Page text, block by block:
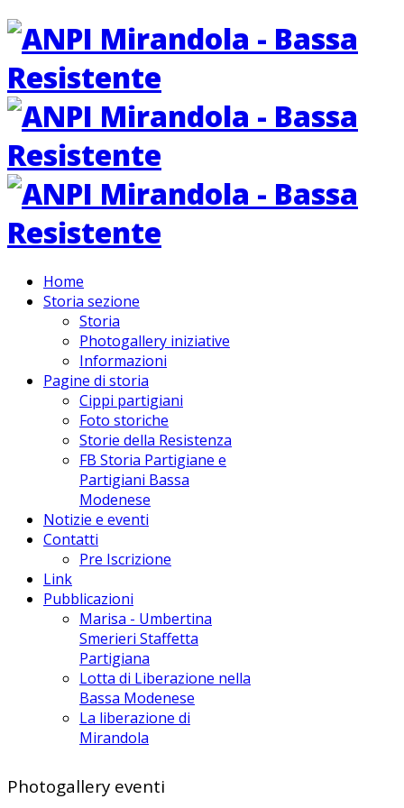
Home
Storia sezione
Storia
Photogallery iniziative
Informazioni
Pagine di storia
Cippi partigiani
Foto storiche
Storie della Resistenza
FB Storia Partigiane e
Partigiani Bassa
Modenese
Notizie e eventi
Contatti
Pre Iscrizione
Link
Pubblicazioni
Marisa - Umbertina
Smerieri Staffetta
Partigiana
Lotta di Liberazione nella
Bassa Modenese
La liberazione di
Mirandola
Photogallery eventi